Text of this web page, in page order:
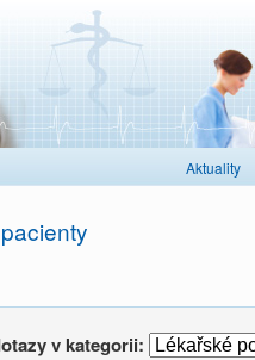
Aktuality
v kategorii: